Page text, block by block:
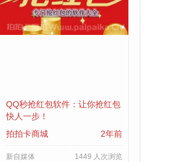
QQ秒抢红包软件：让你抢红包
快人一步！
拍拍卡商城
2年前
新自媒体 1449 人次浏览